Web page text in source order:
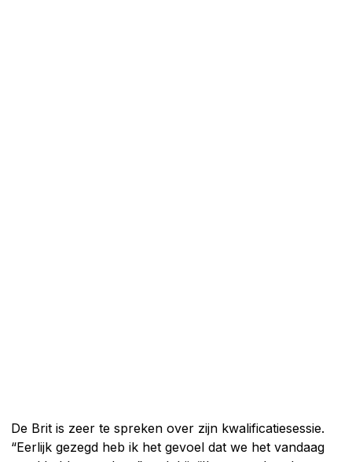
De Brit is zeer te spreken over zijn kwalificatiesessie.
“Eerlijk gezegd heb ik het gevoel dat we het vandaag